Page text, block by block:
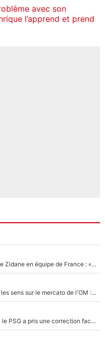
avec son
l’apprend et prend
Franck Ribéry a osé s'attaquer à Zinedine Zidane en équipe de France : «Je n'aurais jamais fait ça»
Medina, Rulli, Paixao... ça part dans tous les sens sur le mercato de l'OM : Frank McCourt va enfin récupérer l'argent qu'il attend ?
Sans Ousmane Dembélé et Désiré Doué, le PSG a pris une correction face à Majorque : Luis Enrique attend avec impatience des renforts !